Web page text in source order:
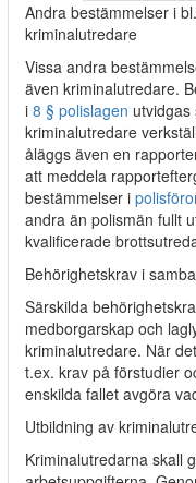
Andra bestämmelser i
kriminalutredare
Vissa andra
även kriminalutredare.
i 8 § polislagen utvidgas
kriminalutredare
åläggs även en
att meddela
bestämmelser i
andra än polismän fullt
kvalificerade
Behörighetskrav i
Särskilda
medborgarskap och
kriminalutredare. När
t.ex. krav på förstudier
enskilda fallet avgöra
Utbildning av
Kriminalutredarna skall